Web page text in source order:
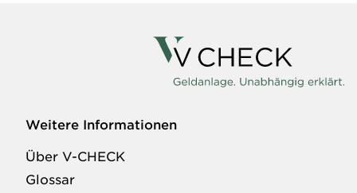
Weitere Informationen
Über V-CHECK
Glossar